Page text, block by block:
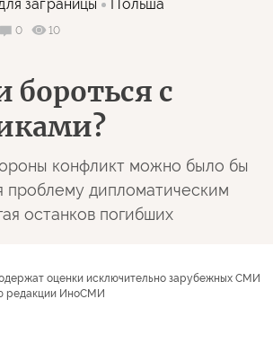
заграницы Польша
0
10
бороться с
конфликт можно было бы
проблему дипломатическим
останков погибших
оценки исключительно зарубежных СМИ
редакции ИноСМИ